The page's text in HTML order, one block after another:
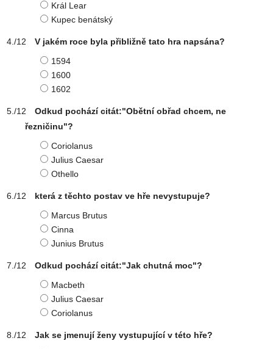
Král Lear
Kupec benátský
V jakém roce byla přibližně tato hra napsána?
1594
1600
1602
Odkud pochází citát:"Obětní obřad chcem, ne
řezničinu"?
Coriolanus
Julius Caesar
Othello
která z těchto postav ve hře nevystupuje?
Marcus Brutus
Cinna
Junius Brutus
Odkud pochází citát:"Jak chutná moc"?
Macbeth
Julius Caesar
Coriolanus
Jak se jmenují ženy vystupující v této hře?